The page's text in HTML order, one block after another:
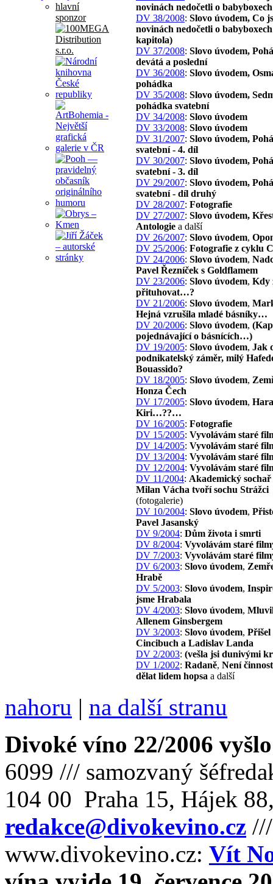
hlavní
sponzor
novinách nedočetli o babyboxech
DV 38/2008: Slovo úvodem, Co
novinách nedočetli o
kapitola)
DV 37/2008: Slovo úvodem,
devátá a poslední
DV 36/2008: Slovo úvodem,
pohádka
DV 35/2008: Slovo úvodem,
pohádka svatební
DV 34/2008: Slovo úvodem
DV 33/2008: Slovo úvodem
DV 31/2007: Slovo úvodem,
svatební - 4. díl
DV 30/2007: Slovo úvodem,
svatební - 3. díl
DV 29/2007: Slovo úvodem,
svatební - díl druhý
DV 28/2007: Fotografie
DV 27/2007: Slovo úvodem,
Antologie a další
DV 26/2007: Slovo úvodem,
DV 25/2006: Fotografie z cyklu
DV 24/2006: Slovo úvodem,
Pavel Řezníček s Goldflamem
DV 23/2006: Slovo úvodem, Kdy
přituhovat…?
DV 21/2006: Slovo úvodem,
Hejná vzrušila mladé básníky…
DV 20/2006: Slovo úvodem,
pojednávající o básnících…)
DV 19/2005: Slovo úvodem, Jak
podnikatelský záměr, milý
Bouassido?
DV 18/2005: Slovo úvodem,
Honza Čech
DV 17/2005: Slovo úvodem, Hara
Kiri…??…
DV 16/2005: Fotografie
DV 15/2005: Vyvolávám staré
DV 14/2005: Vyvolávám staré
DV 13/2004: Vyvolávám staré
DV 12/2004: Vyvolávám staré
DV 11/2004: Akademický sochař
Milan Vácha tvoří sochu Strážci
(fotogalerie)
DV 10/2004: Slovo úvodem,
Pavel Jasanský
DV 9/2004: Dům života i smrti
DV 8/2004: Vyvolávám staré
DV 7/2003: Vyvolávám staré
DV 6/2003: Slovo úvodem,
Hrabě
DV 5/2003: Slovo úvodem,
jsme Hrabala
DV 4/2003: Slovo úvodem,
Allenem Ginsbergem
DV 3/2003: Slovo úvodem, Přišel
Cincibuch a Ladislav Landa
DV 2/2003: (vešla jsi dunivými
DV 1/2002: Radaně, Není
dělat lidem hopsa a další
nahoru | na další stranu
Divoké víno 22/2006
6099 /// samozvaný
104 00 Praha 15, Hájek
redakce@divokevino.cz
www.divokevino.cz: Vít